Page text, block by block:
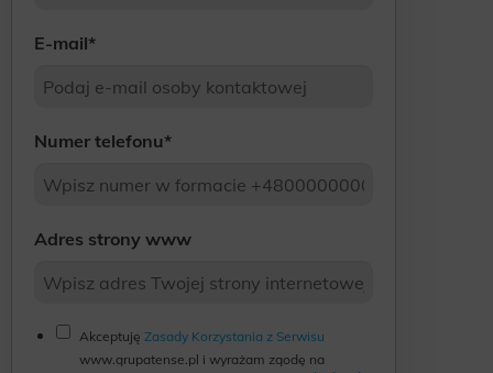
E-mail*
Numer telefonu*
Adres strony www
Akceptuję Zasady Korzystania z Serwisu
www.grupatense.pl i wyrażam zgodę na